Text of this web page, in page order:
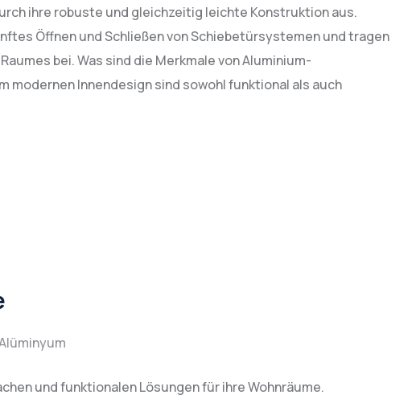
ihre robuste und gleichzeitig leichte Konstruktion aus.
Öffnen und Schließen von Schiebetürsystemen und tragen
bei. Was sind die Merkmale von Aluminium-
modernen Innendesign sind sowohl funktional als auch
und funktionalen Lösungen für ihre Wohnräume.